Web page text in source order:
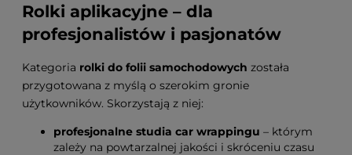
Rolki aplikacyjne – dla
profesjonalistów i pasjonatów
Kategoria rolki do folii samochodowych została
przygotowana z myślą o szerokim gronie
użytkowników. Skorzystają z niej:
profesjonalne studia car wrappingu – którym
zależy na powtarzalnej jakości i skróceniu czasu